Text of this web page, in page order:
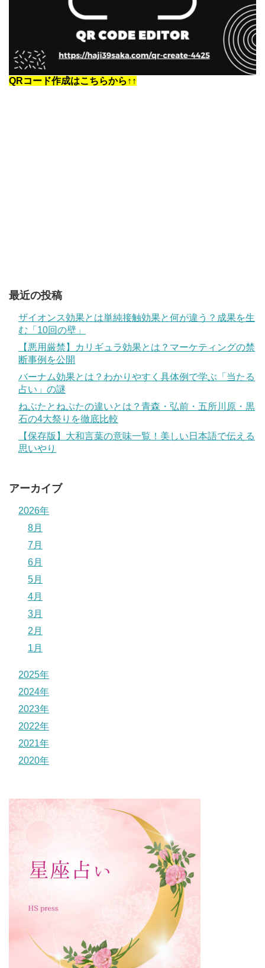
QRコード作成はこちらから↑↑
最近の投稿
ザイオンス効果とは単純接触効果と何が違う？成果を生
む「10回の壁」
【悪用厳禁】カリギュラ効果とは？マーケティングの禁
断事例を公開
バーナム効果とは？わかりやすく具体例で学ぶ「当たる
占い」の謎
ねぶたとねぷたの違いとは？青森・弘前・五所川原・黒
石の4大祭りを徹底比較
【保存版】大和言葉の意味一覧！美しい日本語で伝える
思いやり
アーカイブ
2026年
8月
7月
6月
5月
4月
3月
2月
1月
2025年
2024年
2023年
2022年
2021年
2020年